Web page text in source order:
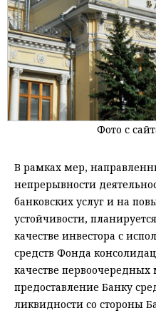
Фото с
В рамках мер,
непрерывности
банковских услуг и на
устойчивости,
качестве инвестора с
средств Фонда
качестве
предоставление Банку
ликвидности со стороны